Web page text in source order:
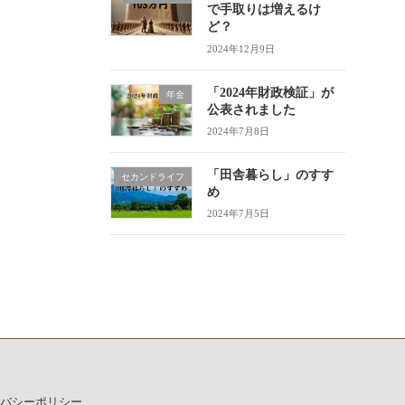
で手取りは増えるけ
ど？
2024年12月9日
年金
「2024年財政検証」が
公表されました
2024年7月8日
セカンドライフ
「田舎暮らし」のすす
め
2024年7月5日
シーポリシー